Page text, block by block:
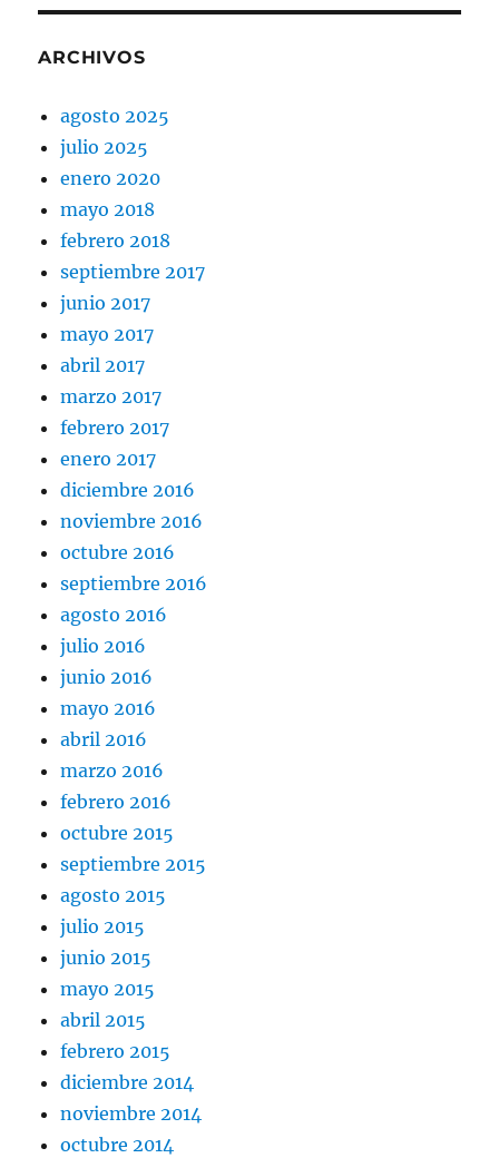
ARCHIVOS
agosto 2025
julio 2025
enero 2020
mayo 2018
febrero 2018
septiembre 2017
junio 2017
mayo 2017
abril 2017
marzo 2017
febrero 2017
enero 2017
diciembre 2016
noviembre 2016
octubre 2016
septiembre 2016
agosto 2016
julio 2016
junio 2016
mayo 2016
abril 2016
marzo 2016
febrero 2016
octubre 2015
septiembre 2015
agosto 2015
julio 2015
junio 2015
mayo 2015
abril 2015
febrero 2015
diciembre 2014
noviembre 2014
octubre 2014